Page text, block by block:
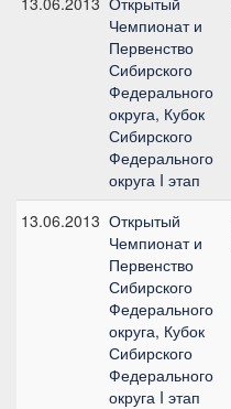
Чемпионат и
Первенство
Сибирского
Федерального
округа, Кубок
Сибирского
Федерального
округа I этап
13.06.2013 Открытый
Чемпионат и
Первенство
Сибирского
Федерального
округа, Кубок
Сибирского
Федерального
округа I этап